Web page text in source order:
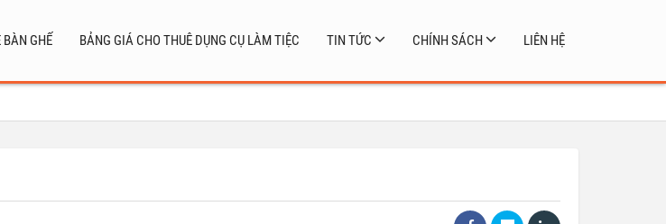
BÀN GHẾ BẢNG GIÁ CHO THUÊ DỤNG CỤ LÀM TIỆC TIN TỨC CHÍNH SÁCH LIÊN HỆ